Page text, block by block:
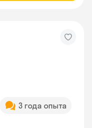
3 года опыта